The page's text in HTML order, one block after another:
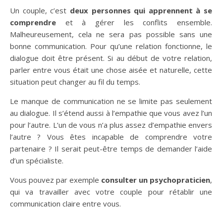
Un couple, c’est deux personnes qui apprennent à se
comprendre et à gérer les conflits ensemble.
Malheureusement, cela ne sera pas possible sans une
bonne communication. Pour qu’une relation fonctionne, le
dialogue doit être présent. Si au début de votre relation,
parler entre vous était une chose aisée et naturelle, cette
situation peut changer au fil du temps.
Le manque de communication ne se limite pas seulement
au dialogue. Il s’étend aussi à l’empathie que vous avez l’un
pour l’autre. L’un de vous n’a plus assez d’empathie envers
l’autre ? Vous êtes incapable de comprendre votre
partenaire ? Il serait peut-être temps de demander l’aide
d’un spécialiste.
Vous pouvez par exemple consulter un psychopraticien,
qui va travailler avec votre couple pour rétablir une
communication claire entre vous.